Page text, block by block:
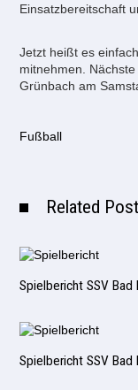
Einsatzbereitschaft
Jetzt heißt es
mitnehmen.
Grünbach am
Fußball
Related
Spielbericht SSV Bad
Spielbericht SSV Bad